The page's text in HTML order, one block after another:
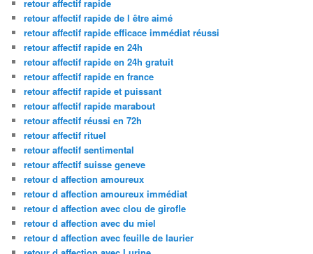
retour affectif rapide
retour affectif rapide de l être aimé
retour affectif rapide efficace immédiat réussi
retour affectif rapide en 24h
retour affectif rapide en 24h gratuit
retour affectif rapide en france
retour affectif rapide et puissant
retour affectif rapide marabout
retour affectif réussi en 72h
retour affectif rituel
retour affectif sentimental
retour affectif suisse geneve
retour d affection amoureux
retour d affection amoureux immédiat
retour d affection avec clou de girofle
retour d affection avec du miel
retour d affection avec feuille de laurier